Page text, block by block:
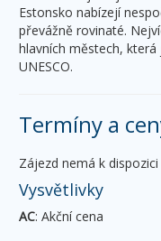
Estonsko nabízejí
převážně rovinaté.
hlavních městech,
UNESCO.
Termíny a
Zájezd nemá k
Vysvětlivky
AC: Akční cena